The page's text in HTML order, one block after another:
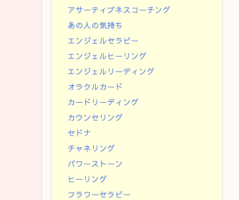
アサーティブネスコーチング
あの人の気持ち
エンジェルセラピー
エンジェルヒーリング
エンジェルリーディング
オラクルカード
カードリーディング
カウンセリング
セドナ
チャネリング
パワーストーン
ヒーリング
フラワーセラピー